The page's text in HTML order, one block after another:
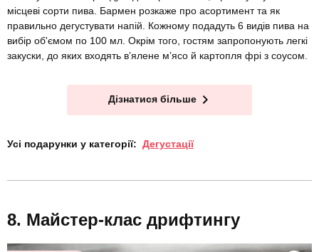
місцеві сорти пива. Бармен розкаже про асортимент та як
правильно дегустувати напій. Кожному подадуть 6 видів пива на
вибір об'ємом по 100 мл. Окрім того, гостям запропонують легкі
закуски, до яких входять в’ялене мʼясо й картопля фрі з соусом.
Дізнатися більше
Усі подарунки у категорії: Дегустації
Майстер-клас дрифтингу